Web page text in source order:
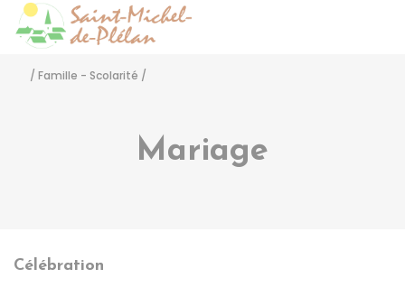
/ Famille - Scolarité /
Mariage
Célébration